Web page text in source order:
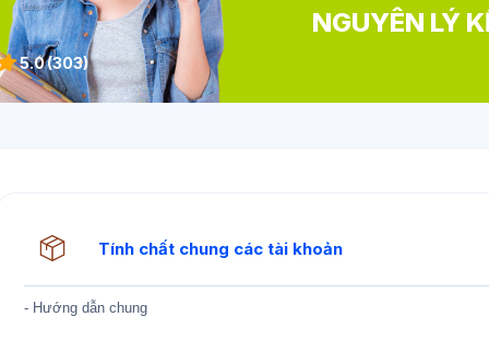
NGUYÊN LÝ
5.0(303)
Tính chất chung các tài khoảnHọc liệu
- Hướng dẫn chung